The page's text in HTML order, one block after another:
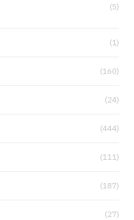
(5)
(1)
(160)
(24)
(444)
(111)
(187)
(27)